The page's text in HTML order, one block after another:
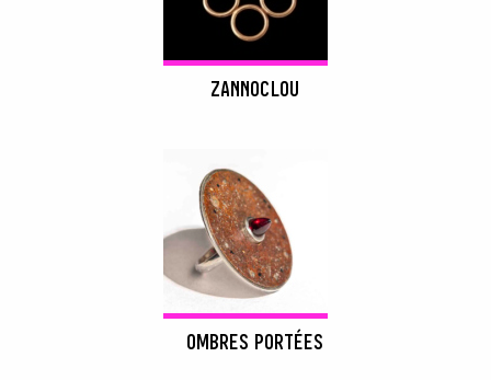
ZANNOCLOU
OMBRES PORTÉES